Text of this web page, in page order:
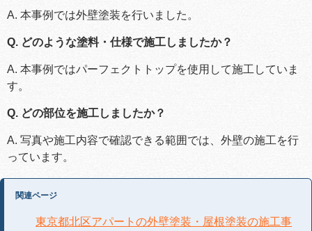
A. 本事例では外壁塗装を行いました。
Q. どのような塗料・仕様で施工しましたか？
A. 本事例ではパーフェクトトップを使用して施工していま
す。
Q. どの部位を施工しましたか？
A. 写真や施工内容で確認できる範囲では、外壁の施工を行
っています。
関連ページ
東京都北区アパートの外壁塗装・屋根塗装の施工事